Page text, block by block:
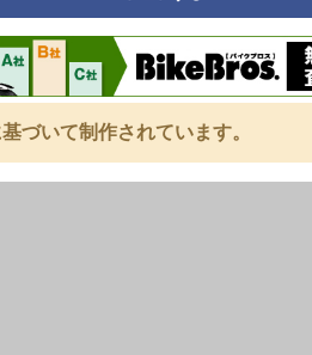
づいて制作されています。